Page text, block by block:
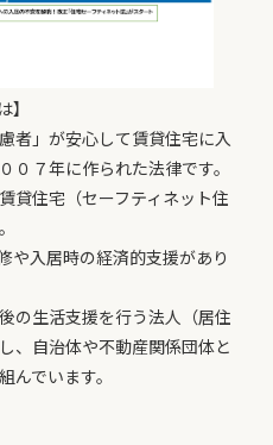
】
者」が安心して賃貸住宅に入
０７年に作られた法律です。
貸住宅（セーフティネット住
入居時の経済的支援があり
の生活支援を行う法人（居住
、自治体や不動産関係団体と
んでいます。